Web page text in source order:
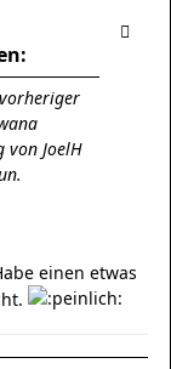
von JoelH
einen etwas